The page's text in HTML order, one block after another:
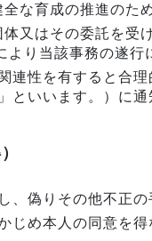
な育成の推進のた
又はその委託を受
より当該事務の遂行
連性を有すると合
といいます。）に通
、偽りその他不正の
じめ本人の同意を